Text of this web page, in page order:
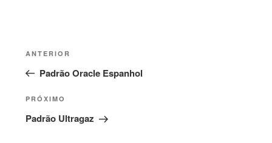
Navegação
Post
Post
anterior
ANTERIOR
Padrão Oracle Espanhol
Próximo
post
PRÓXIMO
Padrão Ultragaz